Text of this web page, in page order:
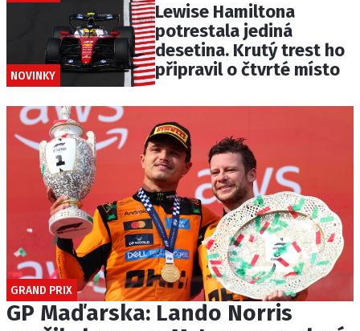
NOVINKY
Lewise Hamiltona
potrestala jediná
desetina. Krutý trest ho
připravil o čtvrté místo
GRAND PRIX
GP Maďarska: Lando Norris